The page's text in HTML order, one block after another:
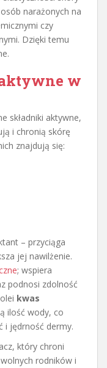
narażonych na
czy
Dzięki temu
w
składniki aktywne,
i chronią skórę
znajdują się:
– przyciąga
jej nawilżenie.
; wspiera
podnosi zdolność
kwas
ilość wody, co
i jędrność dermy.
który chroni
rodników i